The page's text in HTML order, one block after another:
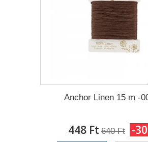
Anchor Linen 15 m -
448 Ft‎ 640 Ft‎ -